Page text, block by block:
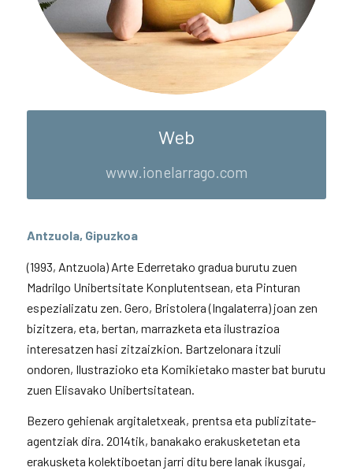
Web
www.ionelarrago.com
Antzuola, Gipuzkoa
(1993, Antzuola) Arte Ederretako gradua burutu zuen
Madrilgo Unibertsitate Konplutentsean, eta Pinturan
espezializatu zen. Gero, Bristolera (Ingalaterra) joan zen
bizitzera, eta, bertan, marrazketa eta ilustrazioa
interesatzen hasi zitzaizkion. Bartzelonara itzuli
ondoren, Ilustrazioko eta Komikietako master bat burutu
zuen Elisavako Unibertsitatean.
Bezero gehienak argitaletxeak, prentsa eta publizitate-
agentziak dira. 2014tik, banakako erakusketetan eta
erakusketa kolektiboetan jarri ditu bere lanak ikusgai,